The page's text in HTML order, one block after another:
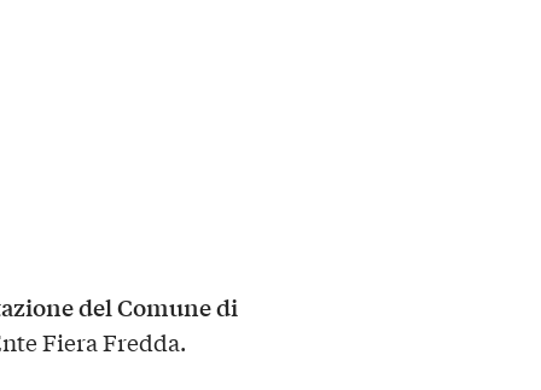
del Comune di
Fiera Fredda.